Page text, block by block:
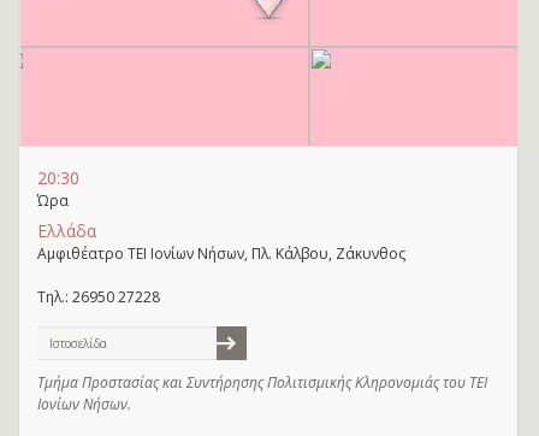
20:30
Ώρα
Ελλάδα
Αμφιθέατρο ΤΕΙ Ιονίων Νήσων, Πλ. Κάλβου, Ζάκυνθος
Τηλ.: 26950 27228
Ιστοσελίδα
Tμήμα Προστασίας και Συντήρησης Πολιτισμικής Κληρονομιάς του ΤΕΙ
Ιονίων Νήσων.